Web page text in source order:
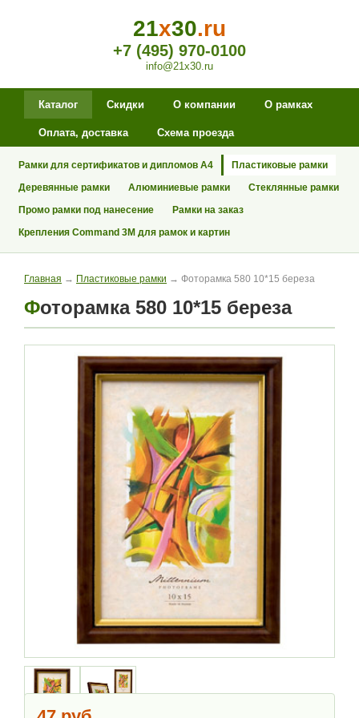
21x30.ru
+7 (495) 970-0100
info@21x30.ru
Каталог Скидки О компании О рамках
Оплата, доставка Схема проезда
Рамки для сертификатов и дипломов А4
Пластиковые рамки
Деревянные рамки
Алюминиевые рамки
Стеклянные рамки
Промо рамки под нанесение
Рамки на заказ
Крепления Command 3M для рамок и картин
Главная → Пластиковые рамки → Фоторамка 580 10*15 береза
Фоторамка 580 10*15 береза